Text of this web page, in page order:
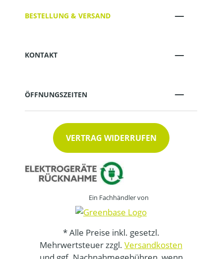
BESTELLUNG & VERSAND
KONTAKT
ÖFFNUNGSZEITEN
VERTRAG WIDERRUFEN
Ein Fachhändler von
* Alle Preise inkl. gesetzl.
Mehrwertsteuer zzgl. Versandkosten